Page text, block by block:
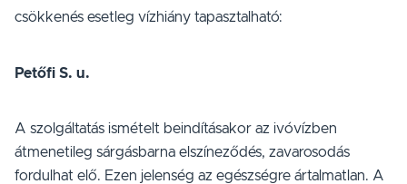
csökkenés esetleg vízhiány tapasztalható:
Petőfi S. u.
A szolgáltatás ismételt beindításakor az ivóvízben
átmenetileg sárgásbarna elszíneződés, zavarosodás
fordulhat elő. Ezen jelenség az egészségre ártalmatlan. A